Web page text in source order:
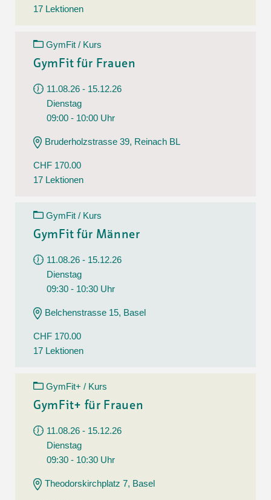
17 Lektionen
GymFit / Kurs
GymFit für Frauen
11.08.26 - 15.12.26
Dienstag
09:00 - 10:00 Uhr
Bruderholzstrasse 39, Reinach BL
CHF 170.00
17 Lektionen
GymFit / Kurs
GymFit für Männer
11.08.26 - 15.12.26
Dienstag
09:30 - 10:30 Uhr
Belchenstrasse 15, Basel
CHF 170.00
17 Lektionen
GymFit+ / Kurs
GymFit+ für Frauen
11.08.26 - 15.12.26
Dienstag
09:30 - 10:30 Uhr
Theodorskirchplatz 7, Basel